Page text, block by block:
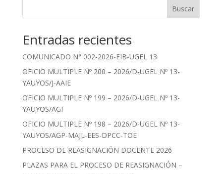
Buscar
Entradas recientes
COMUNICADO N° 002-2026-EIB-UGEL 13
OFICIO MULTIPLE Nº 200 – 2026/D-UGEL Nº 13-
YAUYOS/J-AAIE
OFICIO MULTIPLE Nº 199 – 2026/D-UGEL Nº 13-
YAUYOS/AGI
OFICIO MULTIPLE Nº 198 – 2026/D-UGEL Nº 13-
YAUYOS/AGP-MAJL-EES-DPCC-TOE
PROCESO DE REASIGNACIÓN DOCENTE 2026
PLAZAS PARA EL PROCESO DE REASIGNACIÓN –